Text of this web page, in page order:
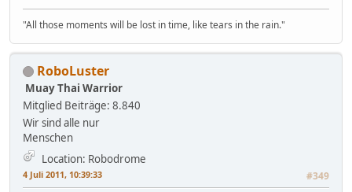
"All those moments will be lost in time, like tears in the rain."
RoboLuster
Muay Thai Warrior
Mitglied Beiträge: 8.840
Wir sind alle nur
Menschen
Location: Robodrome
4 Juli 2011, 10:39:33 #349